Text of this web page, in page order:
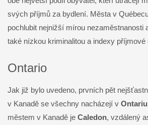
svých příjmů za bydlení. Města v
pochlubit nejnižší mírou nezaměstnanosti
také nízkou kriminalitou a indexy příjmové
Ontario
Jak již bylo uvedeno, prvních pět
v Kanadě se všechny nacházejí v Ontariu
městem v Kanadě je Caledon, vzdálený